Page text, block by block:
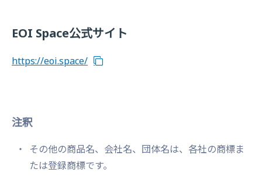
EOI Space公式サイト
https://eoi.space/
注釈
その他の商品名、会社名、団体名は、各社の商標ま
たは登録商標です。